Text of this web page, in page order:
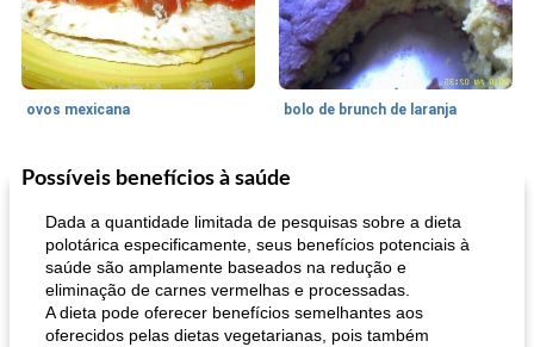
ovos mexicana bolo de brunch de laranja
130 min
Pães De Fermento
Possíveis benefícios à saúde
Dada a quantidade limitada de pesquisas sobre a dieta
polotárica especificamente, seus benefícios potenciais à
saúde são amplamente baseados na redução e
eliminação de carnes vermelhas e processadas.
A dieta pode oferecer benefícios semelhantes aos
oferecidos pelas dietas vegetarianas, pois também